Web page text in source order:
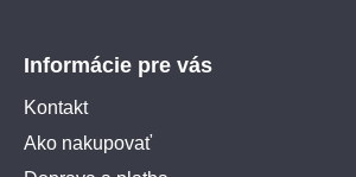
Informácie pre vás
Kontakt
Ako nakupovať